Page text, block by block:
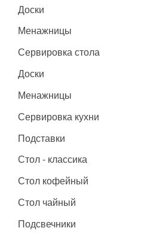
Доски
Менажницы
Сервировка стола
Доски
Менажницы
Сервировка кухни
Подставки
Стол - классика
Стол кофейный
Стол чайный
Подсвечники